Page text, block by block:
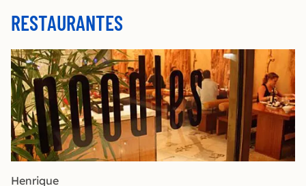
RESTAURANTES
Henrique